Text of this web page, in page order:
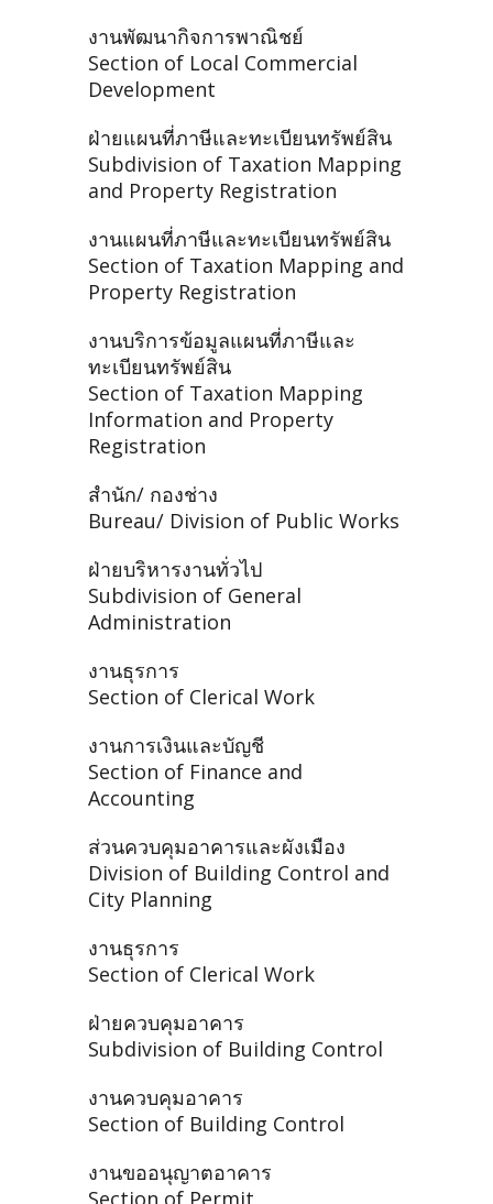
งานพัฒนากิจการพาณิชย์
Section of Local Commercial
Development
ฝ่ายแผนที่ภาษีและทะเบียนทรัพย์สิน
Subdivision of Taxation Mapping
and Property Registration
งานแผนที่ภาษีและทะเบียนทรัพย์สิน
Section of Taxation Mapping and
Property Registration
งานบริการข้อมูลแผนที่ภาษีและ
ทะเบียนทรัพย์สิน
Section of Taxation Mapping
Information and Property
Registration
สำนัก/ กองช่าง
Bureau/ Division of Public Works
ฝ่ายบริหารงานทั่วไป
Subdivision of General
Administration
งานธุรการ
Section of Clerical Work
งานการเงินและบัญชี
Section of Finance and
Accounting
ส่วนควบคุมอาคารและผังเมือง
Division of Building Control and
City Planning
งานธุรการ
Section of Clerical Work
ฝ่ายควบคุมอาคาร
Subdivision of Building Control
งานควบคุมอาคาร
Section of Building Control
งานขออนุญาตอาคาร